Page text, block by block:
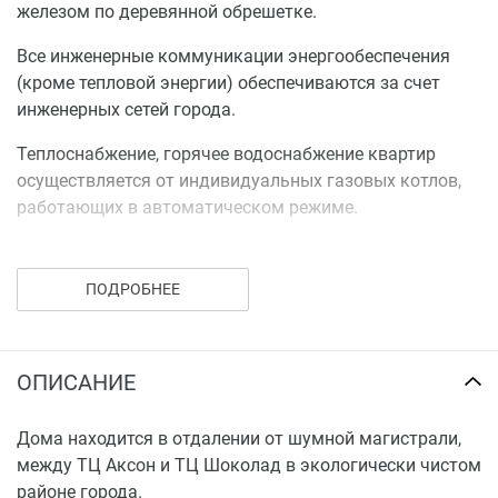
железом по деревянной обрешетке.
Все инженерные коммуникации энергообеспечения
(кроме тепловой энергии) обеспечиваются за счет
инженерных сетей города.
Теплоснабжение, горячее водоснабжение квартир
осуществляется от индивидуальных газовых котлов,
работающих в автоматическом режиме.
выключатели и розетки, индивидуальные газовые
Ответственность за исполнение или ненадлежащее
исполнение обязательств по передаче жилых квартир
ПОДРОБНЕЕ
ОПИСАНИЕ
Дома находится в отдалении от шумной магистрали,
между ТЦ Аксон и ТЦ Шоколад в экологически чистом
районе города.